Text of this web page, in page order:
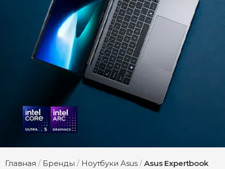
Главная / Бренды / Ноутбуки Asus / Asus Expertbook